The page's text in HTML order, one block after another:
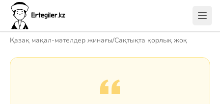
Қазақ мақал-мәтелдер жинағы/Сақтықта қорлық жоқ